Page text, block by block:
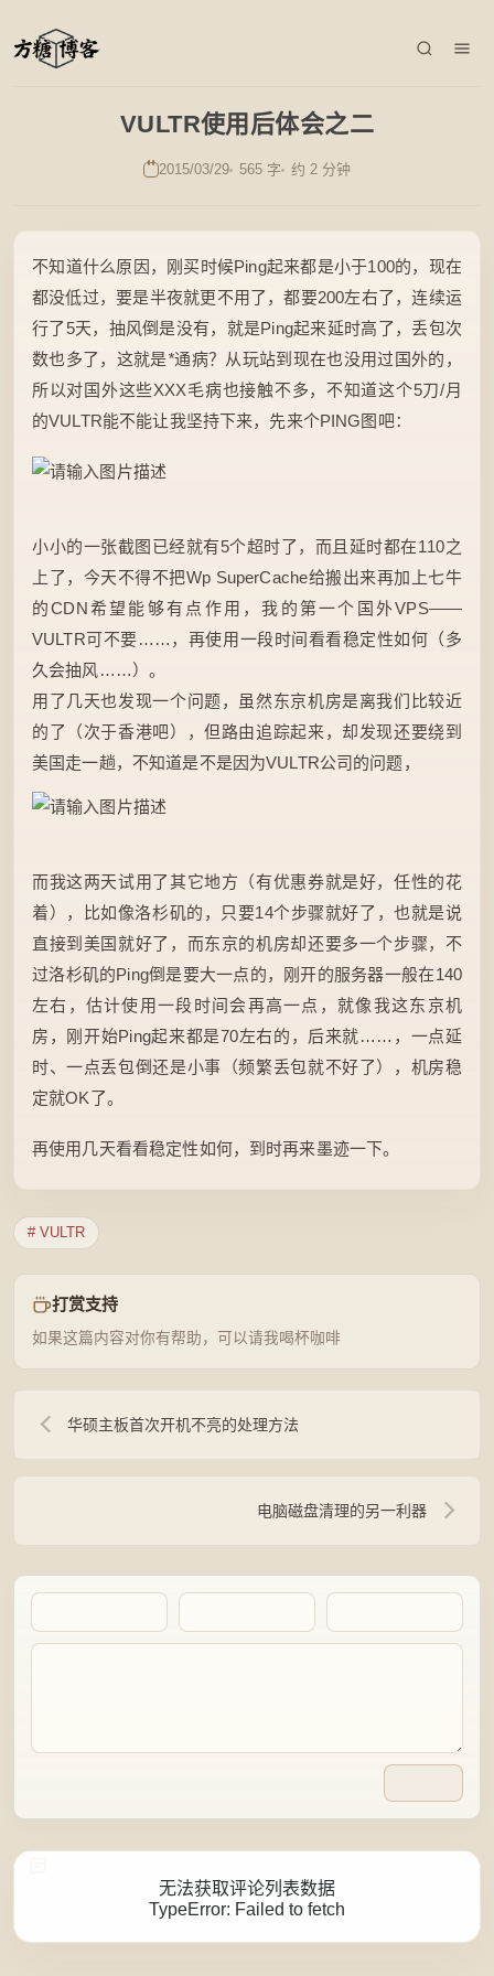
VULTR使用后体会之二
2015/03/29 565 字 约 2 分钟
不知道什么原因，刚买时候Ping起来都是小于100的，现在
都没低过，要是半夜就更不用了，都要200左右了，连续运
行了5天，抽风倒是没有，就是Ping起来延时高了，丢包次
数也多了，这就是*通病？从玩站到现在也没用过国外的，
所以对国外这些XXX毛病也接触不多，不知道这个5刀/月
的VULTR能不能让我坚持下来，先来个PING图吧：
小小的一张截图已经就有5个超时了，而且延时都在110之
上了，今天不得不把Wp SuperCache给搬出来再加上七牛
的CDN希望能够有点作用，我的第一个国外VPS——
VULTR可不要……，再使用一段时间看看稳定性如何（多
久会抽风……）。
用了几天也发现一个问题，虽然东京机房是离我们比较近
的了（次于香港吧），但路由追踪起来，却发现还要绕到
美国走一趟，不知道是不是因为VULTR公司的问题，
而我这两天试用了其它地方（有优惠券就是好，任性的花
着），比如像洛杉矶的，只要14个步骤就好了，也就是说
直接到美国就好了，而东京的机房却还要多一个步骤，不
过洛杉矶的Ping倒是要大一点的，刚开的服务器一般在140
左右，估计使用一段时间会再高一点，就像我这东京机
房，刚开始Ping起来都是70左右的，后来就……，一点延
时、一点丢包倒还是小事（频繁丢包就不好了），机房稳
定就OK了。
再使用几天看看稳定性如何，到时再来墨迹一下。
# VULTR
打赏支持
如果这篇内容对你有帮助，可以请我喝杯咖啡
华硕主板首次开机不亮的处理方法
电脑磁盘清理的另一利器
无法获取评论列表数据
TypeError: Failed to fetch